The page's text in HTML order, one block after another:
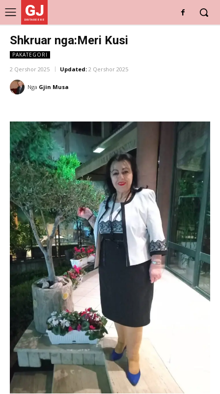
GJ
DRITARE E RE
Shkruar nga:Meri Kusi
PAKATEGORI
2 Qershor 2025 Updated: 2 Qershor 2025
Nga Gjin Musa